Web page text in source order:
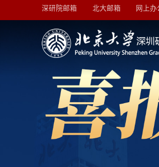
深研院邮箱 北大邮箱